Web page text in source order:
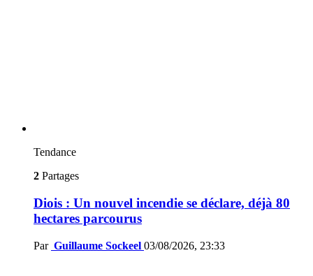
Tendance
2 Partages
Diois : Un nouvel incendie se déclare, déjà 80
hectares parcourus
Par Guillaume Sockeel 03/08/2026, 23:33